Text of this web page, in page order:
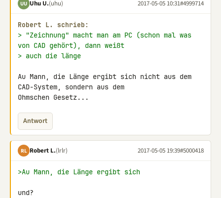
UU Uhu U.(uhu) 2017-05-05 10:31#4999714
Robert L. schrieb:
> "Zeichnung" macht man am PC (schon mal was
von CAD gehört), dann weißt
> auch die länge
Au Mann, die Länge ergibt sich nicht aus dem
CAD-System, sondern aus dem
Ohmschen Gesetz...
Antwort
RL Robert L.(lrlr) 2017-05-05 19:39#5000418
>Au Mann, die Länge ergibt sich
und?